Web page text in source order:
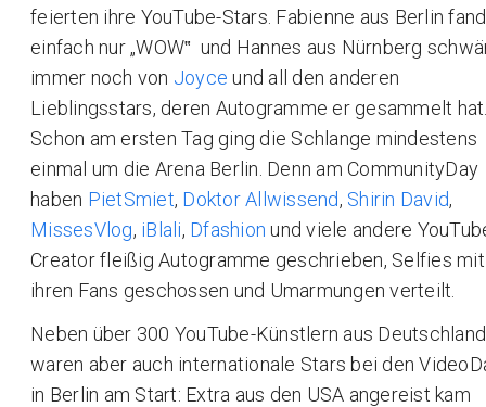
feierten ihre YouTube-Stars. Fabienne aus Berlin
einfach nur „WOW‟ und Hannes aus Nürnberg
immer noch von Joyce und all den anderen
Lieblingsstars, deren Autogramme er gesammelt
Schon am ersten Tag ging die Schlange mindestens
einmal um die Arena Berlin. Denn am CommunityDay
haben PietSmiet, Doktor Allwissend, Shirin David,
MissesVlog, iBlali, Dfashion und viele andere
Creator fleißig Autogramme geschrieben, Selfies mit
ihren Fans geschossen und Umarmungen verteilt.
Neben über 300 YouTube-Künstlern aus Deutschland
waren aber auch internationale Stars bei den
in Berlin am Start: Extra aus den USA angereist kam